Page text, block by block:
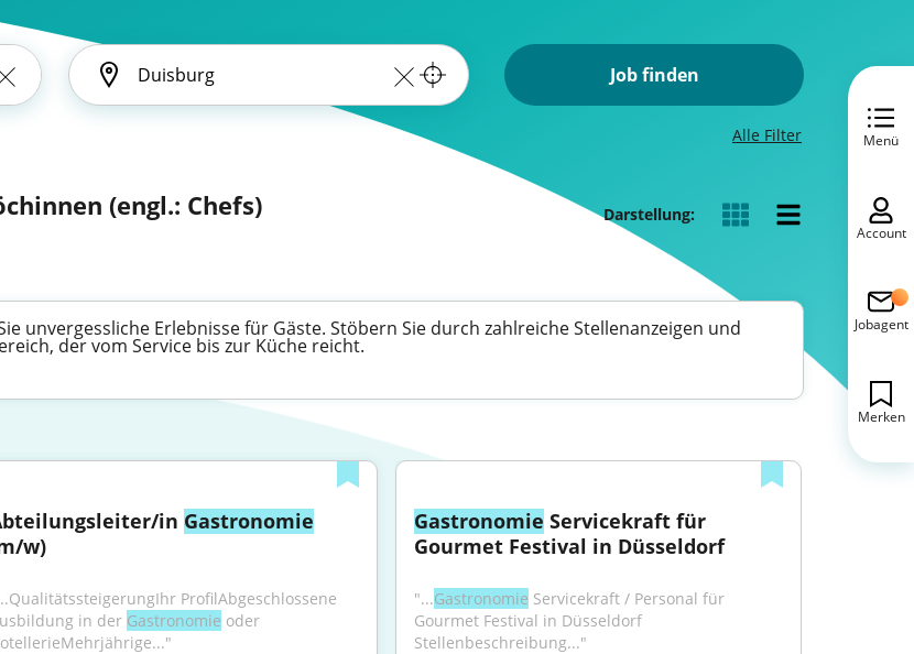
Job finden
Alle Filter
(engl.: Chefs) Darstellung:
unvergessliche Erlebnisse für Gäste. Stöbern Sie durch zahlreiche Stellenanzeigen und
der vom Service bis zur Küche reicht.
in Gastronomie
w)
ProfilAbgeschlossene
in der Gastronomie oder
Gastronomie Servicekraft für
Gourmet Festival in Düsseldorf
"...Gastronomie Servicekraft / Personal für
Gourmet Festival in Düsseldorf
Stellenbeschreibung..."
Menü
Account
Jobagent
Merken